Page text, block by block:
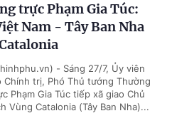
trực Phạm Gia Túc:
Nam - Tây Ban Nha
- Sáng 27/7, Ủy viên
Chính trị, Phó Thủ tướng Thường
Phạm Gia Túc tiếp xã giao Chủ
Vùng Catalonia (Tây Ban Nha)...